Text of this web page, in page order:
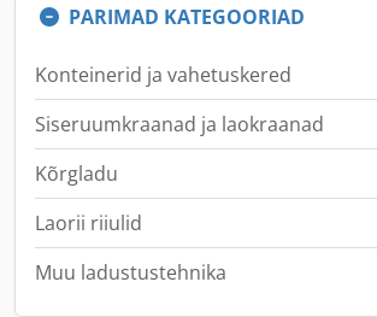
PARIMAD KATEGOORIAD
Konteinerid ja vahetuskered
Siseruumkraanad ja laokraanad
Kõrgladu
Laorii riiulid
Muu ladustustehnika